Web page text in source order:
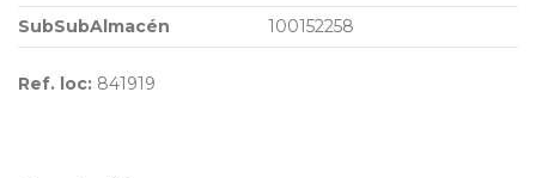
SubSubAlmacén
100152258
Ref. loc: 841919